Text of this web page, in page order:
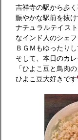
吉祥寺の駅から歩く
賑やかな駅前を抜
ナチュラルテイス
なインド人のシェ
ＢＧＭもゆったり
そして、本日のカ
「ひよこ豆と鳥肉
ひよこ豆大好きです